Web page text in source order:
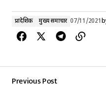
प्रादेशिक मुख्य समाचार 07/11/2021
Previous Post